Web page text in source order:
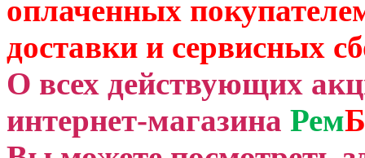
оплаченных
доставки и сервисных
О всех действующих
интернет-магазина Рем